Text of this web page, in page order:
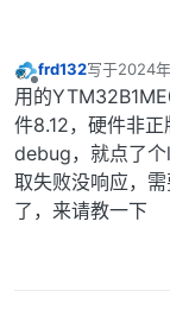
离线
frd132写于2024
最后由 编辑
用的
件8.12，硬件非
debug，就点了
取失败没响应，
了，来请教一下